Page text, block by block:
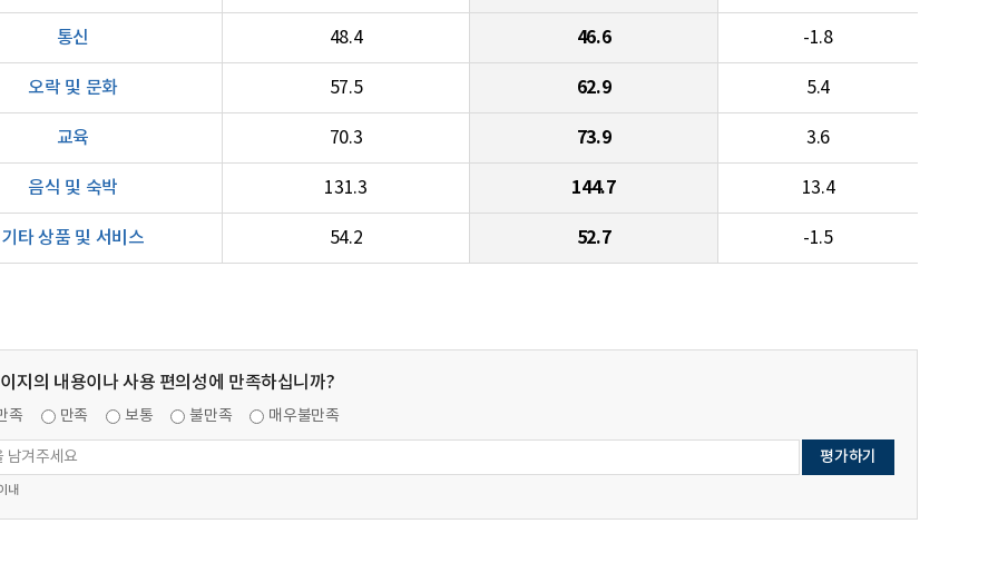
통신 48.4 46.6 -1.8
오락 및 문화 57.5 62.9 5.4
교육 70.3 73.9 3.6
음식 및 숙박 131.3 144.7 13.4
기타 상품 및 서비스 54.2 52.7 -1.5
지의 내용이나 사용 편의성에 만족하십니까?
족 만족 보통 불만족 매우불만족
내